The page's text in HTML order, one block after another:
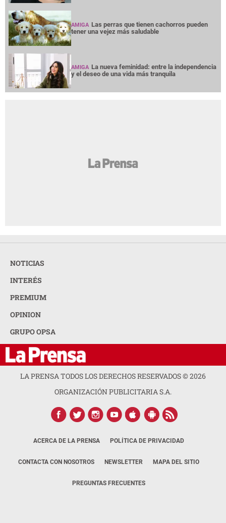
AMIGA Las perras que tienen cachorros pueden
tener una vejez más saludable
AMIGA La nueva feminidad: entre la independencia
y el deseo de una vida más tranquila
NOTICIAS
INTERÉS
PREMIUM
OPINION
GRUPO OPSA
LA PRENSA TODOS LOS DERECHOS RESERVADOS ©2026
ORGANIZACIÓN PUBLICITARIA S.A.
ACERCA DE LA PRENSA POLÍTICA DE PRIVACIDAD
CONTACTA CON NOSOTROS NEWSLETTER MAPA DEL SITIO
PREGUNTAS FRECUENTES